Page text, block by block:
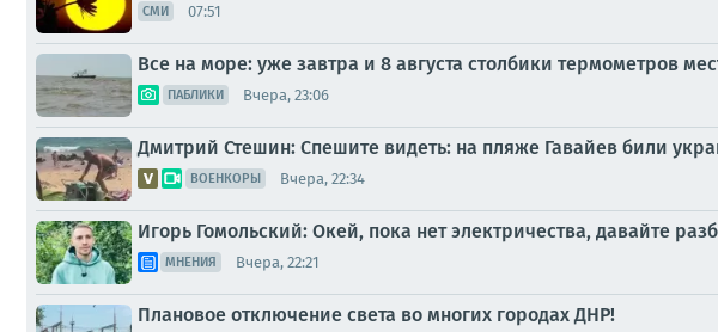
СМИ 07:51
Все на море: уже завтра и 8 августа столбики термометров
ПАБЛИКИ Вчера, 23:06
Дмитрий Стешин: Спешите видеть: на пляже Гавайев били
ВОЕНКОРЫ Вчера, 22:34
Игорь Гомольский: Окей, пока нет электричества, давайте
МНЕНИЯ Вчера, 22:21
Плановое отключение света во многих городах ДНР!